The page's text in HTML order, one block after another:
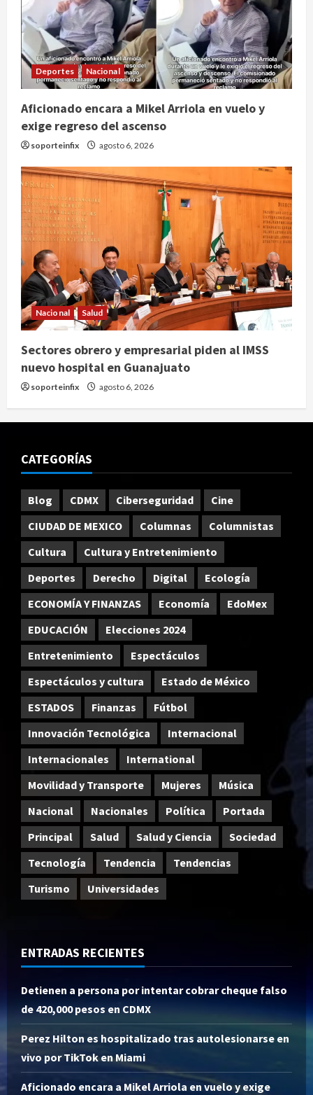
Deportes Nacional
Aficionado encara a Mikel Arriola en vuelo y
exige regreso del ascenso
soporteinfix agosto 6, 2026
Nacional Salud
Sectores obrero y empresarial piden al IMSS
nuevo hospital en Guanajuato
soporteinfix agosto 6, 2026
CATEGORÍAS
Blog CDMX Ciberseguridad
Cine
CIUDAD DE MEXICO
Columnas
Columnistas
Cultura
Cultura y Entretenimiento
Deportes
Derecho Digital
Ecología
ECONOMÍA Y FINANZAS
Economía
EdoMex
EDUCACIÓN
Elecciones 2024
Entretenimiento
Espectáculos
Espectáculos y cultura
Estado de México
ESTADOS
Finanzas
Fútbol
Innovación Tecnológica
Internacional
Internacionales
International
Movilidad y Transporte
Mujeres
Música
Nacional
Nacionales Política
Portada
Principal
Salud Salud y Ciencia
Sociedad
Tecnología
Tendencia
Tendencias
Turismo
Universidades
ENTRADAS RECIENTES
Detienen a persona por intentar cobrar cheque falso
de 420,000 pesos en CDMX
Perez Hilton es hospitalizado tras autolesionarse en
vivo por TikTok en Miami
Aficionado encara a Mikel Arriola en vuelo y exige